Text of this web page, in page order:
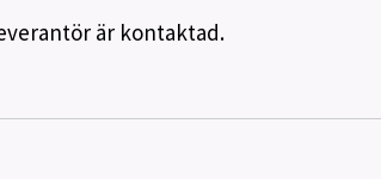
är kontaktad.